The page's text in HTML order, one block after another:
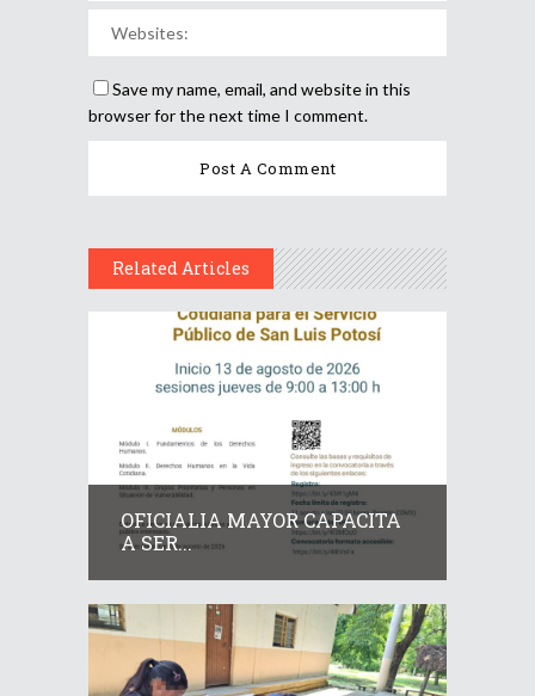
Save my name, email, and website in this
browser for the next time I comment.
Related Articles
OFICIALIA MAYOR CAPACITA
A SER...